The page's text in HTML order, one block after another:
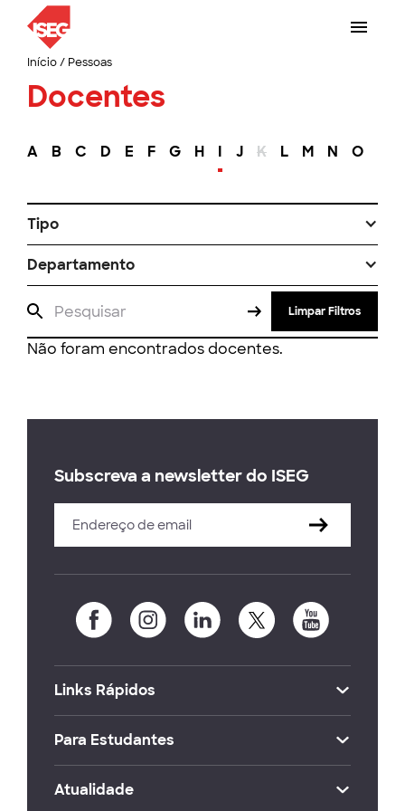
Início/ Pessoas
Docentes
A B C D E F G H I J K L M N O
Tipo
Departamento
Limpar Filtros
Não foram encontrados docentes.
Subscreva a newsletter do ISEG
Links Rápidos
Para Estudantes
Atualidade